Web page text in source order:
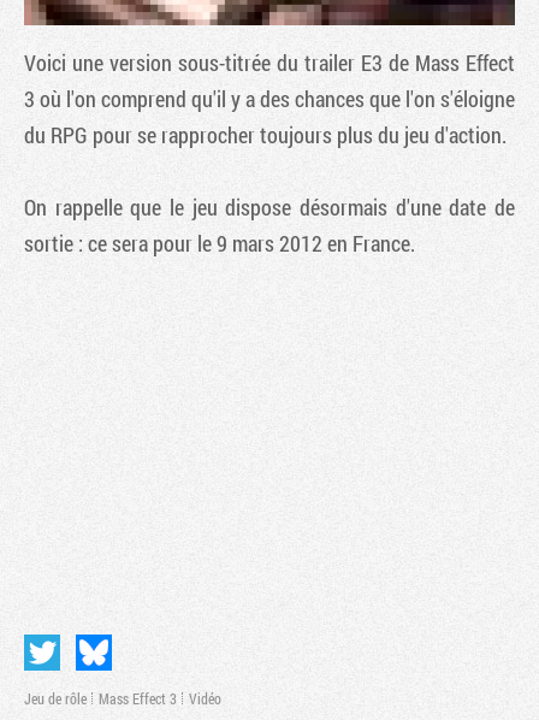
Voici une version sous-titrée du trailer E3 de Mass Effect
3 où l'on comprend qu'il y a des chances que l'on s'éloigne
du RPG pour se rapprocher toujours plus du jeu d'action.
On rappelle que le jeu dispose désormais d'une date de
sortie : ce sera pour le 9 mars 2012 en France.
Jeu de rôle Mass Effect 3 Vidéo
Tribune